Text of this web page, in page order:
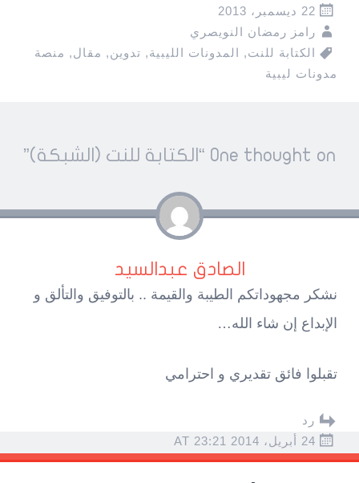
22 ديسمبر، 2013
رامز رمضان النويصري
الكتابة للنت, المدونات الليبية, تدوين, مقال, منصة
مدونات ليبية
Post
navigation
One thought on “ الكتابة للنت (الشبكة)”
الصادق عبدالسيد
نشكر مجهوداتكم الطيبة والقيمة .. بالتوفيق والتألق و
الإبداع إن شاء الله…
تقبلوا فائق تقديري و احترامي
رد
24 أبريل، 2014 AT 23:21